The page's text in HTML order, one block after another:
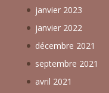
janvier 2023
janvier 2022
décembre 2021
septembre 2021
avril 2021